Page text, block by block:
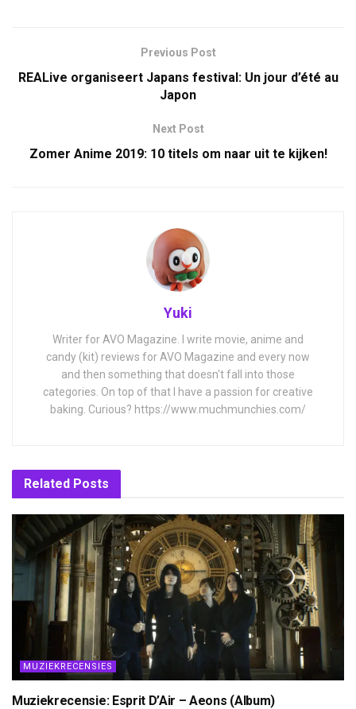
Previous Post
REALive organiseert Japans festival: Un jour d’été au
Japon
Next Post
Zomer Anime 2019: 10 titels om naar uit te kijken!
Yuki
Writer for AVO Magazine. I write movie, anime and
candy (kit) reviews for AVO Magazine and every now
and then something that doesn't fall into those
categories. On top of that I have a passion for creative
baking. Curious? https://www.muchmunchies.com/
Related Posts
MUZIEKRECENSIES
Muziekrecensie: Esprit D’Air – Aeons (Album)